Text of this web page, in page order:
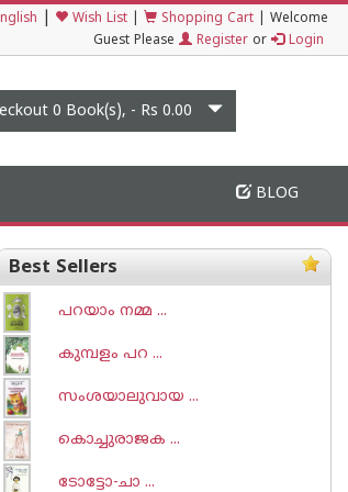
Wish List Shopping Cart
Welcome
Guest Please
Register or Login
0 Book(s), - Rs 0.00
BLOG
Best Sellers
പറയാം നമ്മ ...
കുമ്പളം പറ ...
സംശയാലുവായ ...
കൊച്ചുരാജക ...
ടോട്ടോ-ചാ‌ ...